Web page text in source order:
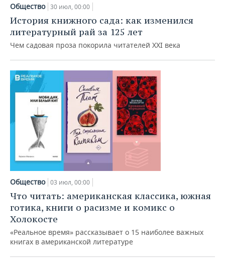
НЕФТЕХИМИЯ
НЕФТЬ
ОПК
ЭНЕРГЕТИКА
РОЗНИЧНАЯ ТОРГОВЛЯ
ТРАНСПОРТ
НОВОСТИ ТЕХНОЛОГИЙ
IT
ТЕЛЕКОММУНИКАЦИИ
МЕРОПРИЯТИЯ
НОВОСТИ МЕРОПРИЯТИЙ
БИЗНЕС-БРАНЧИ
ONLINE-КОНФЕРЕНЦИИ
ОТКРЫТАЯ ЛЕКЦИЯ
СПОРТ
ФУТБОЛ
ХОККЕЙ
БАСКЕТБОЛ
ВОЛЕЙБОЛ
КИБЕРСПОРТ
ФИГУРНОЕ КАТАНИЕ
НОВОСТИ ОБЩЕСТВА
ВЛАСТЬ
ИНФРАСТРУКТУРА
ИСТОРИЯ
КУЛЬТУРА
МЕДИЦИНА
ФОТОГАЛЕРЕЯ
СЮЖЕТЫ
СПРАВОЧНИК
СПИСОК ПЕРСОН
СПИСОК КОМПАНИЙ
ПОЛНАЯ ВЕРСИЯ
Общество 30 июл, 00:00
История книжного сада: как изменился
литературный рай за 125 лет
Чем садовая проза покорила читателей XXI века
Общество 03 июл, 00:00
Что читать: американская классика, южная
готика, книги о расизме и комикс о
Холокосте
«Реальное время» рассказывает о 15 наиболее важных
книгах в американской литературе